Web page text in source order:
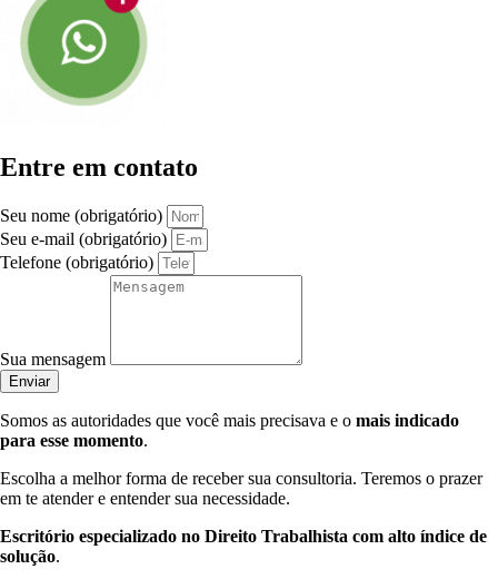
Entre em contato
Seu nome (obrigatório)
Seu e-mail (obrigatório)
Telefone (obrigatório)
Sua mensagem
Enviar
Somos as autoridades que você mais precisava e o mais indicado
para esse momento.
Escolha a melhor forma de receber sua consultoria. Teremos o prazer
em te atender e entender sua necessidade.
Escritório especializado no Direito Trabalhista com alto índice de
solução.